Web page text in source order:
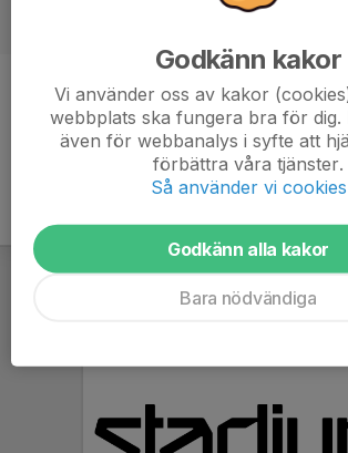
Ålder 8 år
Godkänn kakor
Vi använder oss av kakor
webbplats ska fungera bra för dig.
även för webbanalys i syfte att
förbättra våra tjänster.
Så använder vi cookies
Godkänn alla kakor
Bara nödvändiga